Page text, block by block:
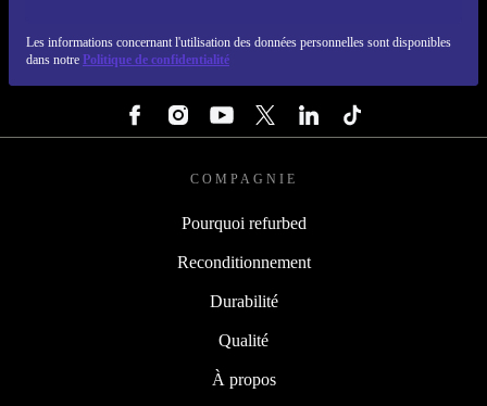
Les informations concernant l'utilisation des données personnelles sont disponibles
dans notre Politique de confidentialité
COMPAGNIE
Pourquoi refurbed
Reconditionnement
Durabilité
Qualité
À propos